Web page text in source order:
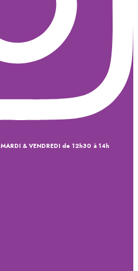
MARDI & VENDREDI de 12h30 à 14h